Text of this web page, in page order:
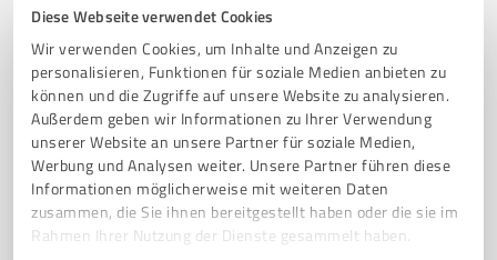
Diese Webseite verwendet Cookies
Wir verwenden Cookies, um Inhalte und Anzeigen zu
personalisieren, Funktionen für soziale Medien anbieten zu
können und die Zugriffe auf unsere Website zu analysieren.
Außerdem geben wir Informationen zu Ihrer Verwendung
unserer Website an unsere Partner für soziale Medien,
Werbung und Analysen weiter. Unsere Partner führen diese
Informationen möglicherweise mit weiteren Daten
zusammen, die Sie ihnen bereitgestellt haben oder die sie im
Rahmen Ihrer Nutzung der Dienste gesammelt haben.
5
Bewertungen
5 Coaching
MarcMichalsky
Speaker / Coach / Trainer